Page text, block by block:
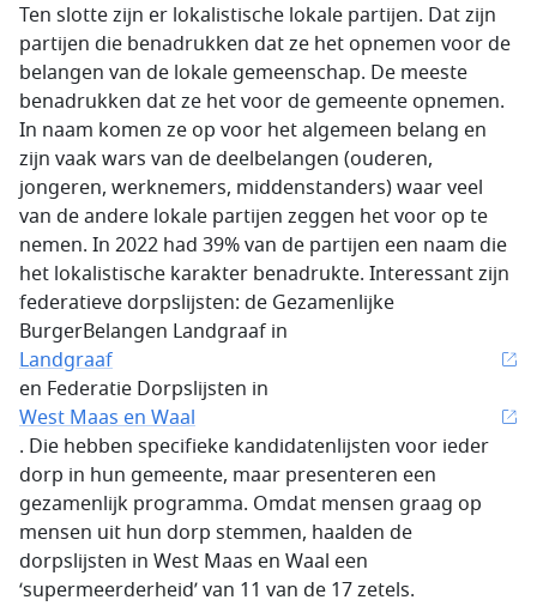
Ten slotte zijn er lokalistische lokale partijen. Dat zijn
partijen die benadrukken dat ze het opnemen voor de
belangen van de lokale gemeenschap. De meeste
benadrukken dat ze het voor de gemeente opnemen.
In naam komen ze op voor het algemeen belang en
zijn vaak wars van de deelbelangen (ouderen,
jongeren, werknemers, middenstanders) waar veel
van de andere lokale partijen zeggen het voor op te
nemen. In 2022 had 39% van de partijen een naam die
het lokalistische karakter benadrukte. Interessant zijn
federatieve dorpslijsten: de Gezamenlijke
BurgerBelangen Landgraaf in
Landgraaf
en Federatie Dorpslijsten in
West Maas en Waal
. Die hebben specifieke kandidatenlijsten voor ieder
dorp in hun gemeente, maar presenteren een
gezamenlijk programma. Omdat mensen graag op
mensen uit hun dorp stemmen, haalden de
dorpslijsten in West Maas en Waal een
‘supermeerderheid’ van 11 van de 17 zetels.